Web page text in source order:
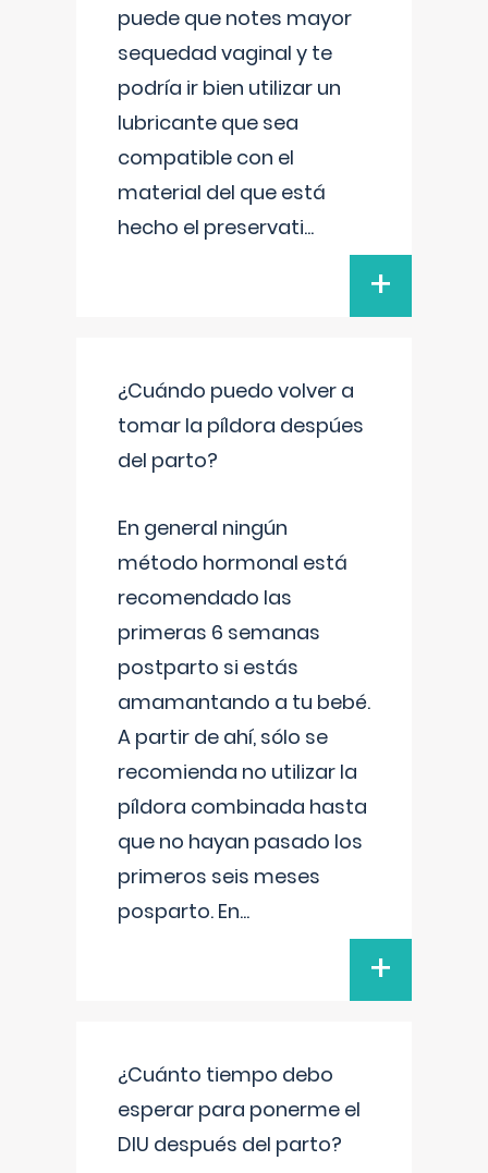
puede que notes mayor
sequedad vaginal y te
podría ir bien utilizar un
lubricante que sea
compatible con el
material del que está
hecho el preservati...
+
¿Cuándo puedo volver a
tomar la píldora despúes
del parto?
En general ningún
método hormonal está
recomendado las
primeras 6 semanas
postparto si estás
amamantando a tu bebé.
A partir de ahí, sólo se
recomienda no utilizar la
píldora combinada hasta
que no hayan pasado los
primeros seis meses
posparto. En...
+
¿Cuánto tiempo debo
esperar para ponerme el
DIU después del parto?